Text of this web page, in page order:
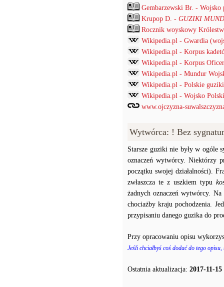
Gembarzewski Br. - Wojsko
Krupop D. - GUZIKI
Rocznik woyskowy
Wikipedia.pl - Gwardia
Wikipedia.pl - Korpus
Wikipedia.pl - Korpus
Wikipedia.pl - Mundur
Wikipedia.pl - Polskie
Wikipedia.pl - Wojsko
www.ojczyzna-
Wytwórca: ! Bez
Starsze guziki nie były w ogóle
oznaczeń wytwórcy. Niektórzy
początku swojej działalności).
zwłaszcza te z uszkiem typu
żadnych oznaczeń wytwórcy.
chociażby kraju pochodzenia.
przypisaniu danego guzika do
Przy opracowaniu opisu
Jeśli chciałbyś coś dodać do tego
Ostatnia aktualizacja: 2017-11-15